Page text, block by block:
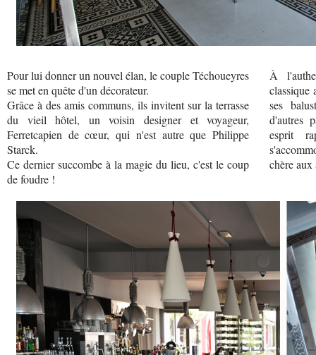
Pour lui donner un nouvel élan, le couple Téchoueyres
se met en quête d'un décorateur.
Grâce à des amis communs, ils invitent sur la terrasse
du vieil hôtel, un voisin designer et voyageur,
Ferretcapien de cœur, qui n'est autre que Philippe
Starck.
Ce dernier succombe à la magie du lieu, c'est le coup
de foudre !
À
classique
ses
d'autres
esprit
chère